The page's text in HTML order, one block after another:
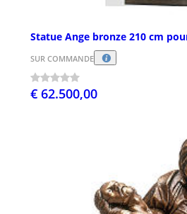
Statue Ange bronze 210 cm pour
SUR COMMANDE
€ 62.500,00